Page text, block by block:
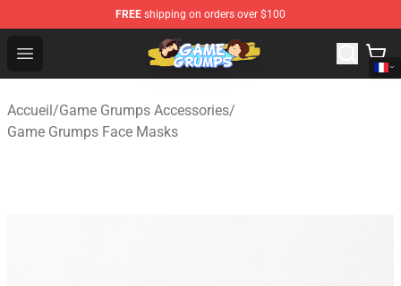
FREE shipping on orders over $100
Open menu
Game Grumps Shop - Official Game Grumps
Accueil/Game Grumps Accessories/
Game Grumps Face Masks